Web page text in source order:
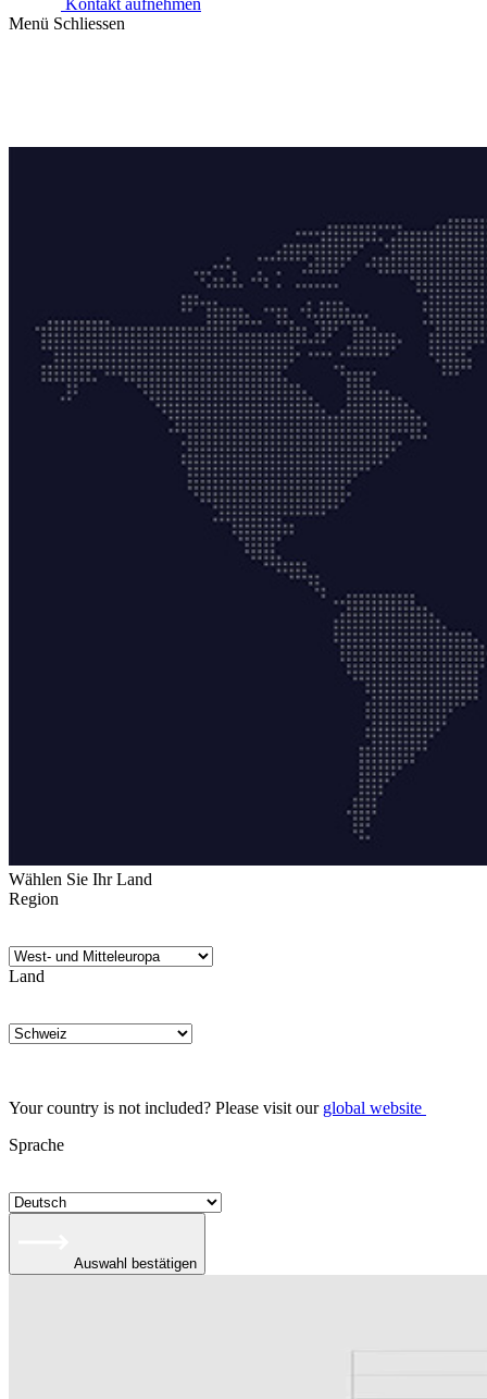
Kontakt aufnehmen
Menü Schliessen
Wählen Sie Ihr Land
Region
Land
Your country is not included? Please visit our global website
Sprache
Auswahl bestätigen